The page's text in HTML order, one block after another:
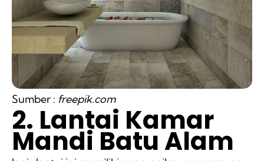
Sumber : freepik.com
2. Lantai Kamar
Mandi Batu Alam